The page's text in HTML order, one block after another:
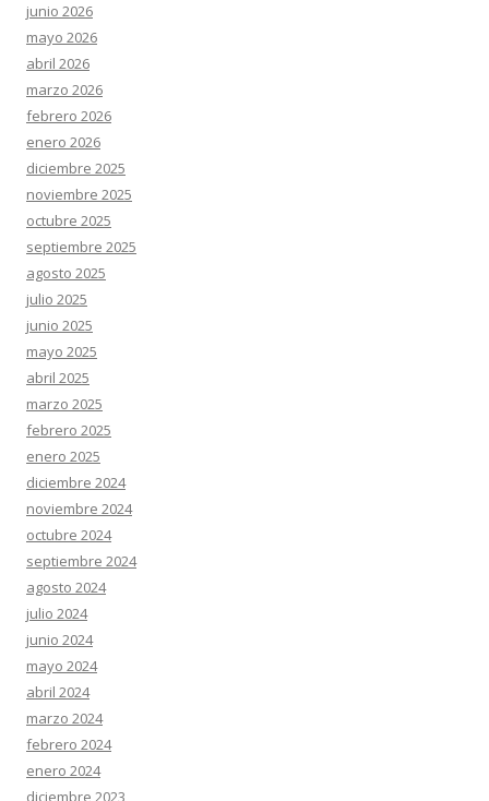
junio 2026
mayo 2026
abril 2026
marzo 2026
febrero 2026
enero 2026
diciembre 2025
noviembre 2025
octubre 2025
septiembre 2025
agosto 2025
julio 2025
junio 2025
mayo 2025
abril 2025
marzo 2025
febrero 2025
enero 2025
diciembre 2024
noviembre 2024
octubre 2024
septiembre 2024
agosto 2024
julio 2024
junio 2024
mayo 2024
abril 2024
marzo 2024
febrero 2024
enero 2024
diciembre 2023